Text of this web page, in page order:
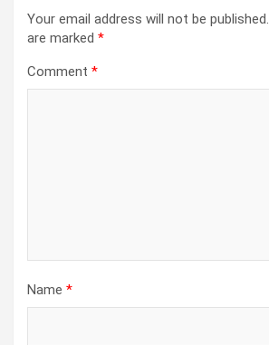
Your email address will not be published.
are marked *
Comment *
Name *